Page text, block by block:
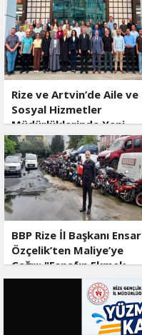
Rize ve Artvin’de Aile ve
Sosyal Hizmetler
Müdürlüklerinde Yeni
Dönem
BBP Rize İl Başkanı Ensar
Özçelik’ten Maliye’ye
Çağrı: "Esnafın Ekmek
Teknesine Haciz Borcu
Ödetmez, Üretimi